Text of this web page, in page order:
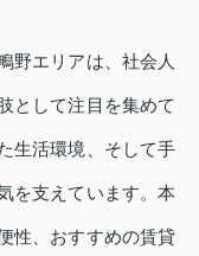
野エリアは、社会人
として注目を集めて
生活環境、そして手
を支えています。本
性、おすすめの賃貸